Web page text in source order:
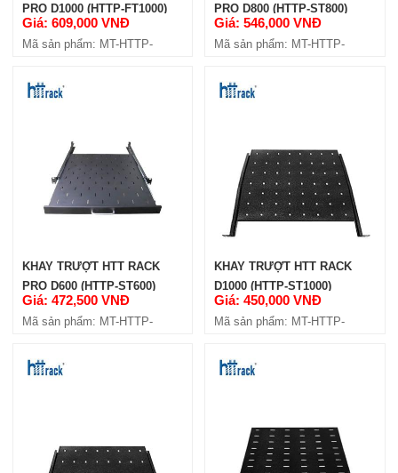
(HTT-FT500)
(HTT-FT400)
PRO D1000 (HTTP-FT1000)
Giá: 609,000 VNĐ
Mã sản phẩm: MT-HTTP-
PRO D800 (HTTP-ST800)
Giá: 546,000 VNĐ
Mã sản phẩm: MT-HTTP-
KHAY TRƯỢT HTT RACK
PRO D600 (HTTP-ST600)
Giá: 472,500 VNĐ
Mã sản phẩm: MT-HTTP-
KHAY TRƯỢT HTT RACK
D1000 (HTTP-ST1000)
Giá: 450,000 VNĐ
Mã sản phẩm: MT-HTTP-